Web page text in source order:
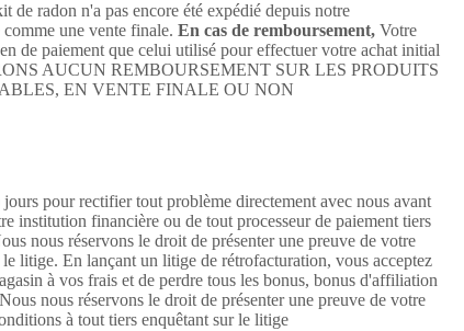
de radon n'a pas encore été expédié depuis notre
comme une vente finale.En cas de remboursement,Votre
de paiement que celui utilisé pour effectuer votre achat initial
AUCUN REMBOURSEMENT SUR LES PRODUITS
EN VENTE FINALE OU NON
pour rectifier tout problème directement avec nous avant
institution financière ou de tout processeur de paiement tiers
nous réservons le droit de présenter une preuve de votre
litige. En lançant un litige de rétrofacturation, vous acceptez
à vos frais et de perdre tous les bonus, bonus d'affiliation
nous réservons le droit de présenter une preuve de votre
à tout tiers enquêtant sur le litige